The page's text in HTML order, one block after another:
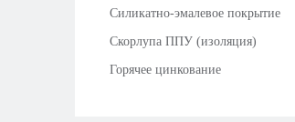
Силикатно-эмалевое покрытие
Скорлупа ППУ (изоляция)
Горячее цинкование